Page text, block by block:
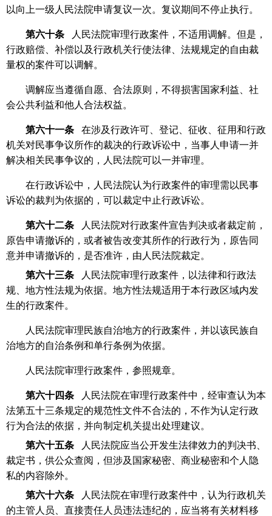
以向上一级人民法院申请复议一次。复议期间不停止执行。
第六十条
人民法院审理行政案件，不适用调解。但是，
行政赔偿、补偿以及行政机关行使法律、法规规定的自由裁
量权的案件可以调解。
调解应当遵循自愿、合法原则，不得损害国家利益、社
会公共利益和他人合法权益。
第六十一条
在涉及行政许可、登记、征收、征用和行政
机关对民事争议所作的裁决的行政诉讼中，当事人申请一并
解决相关民事争议的，人民法院可以一并审理。
在行政诉讼中，人民法院认为行政案件的审理需以民事
诉讼的裁判为依据的，可以裁定中止行政诉讼。
第六十二条
人民法院对行政案件宣告判决或者裁定前，
原告申请撤诉的，或者被告改变其所作的行政行为，原告同
意并申请撤诉的，是否准许，由人民法院裁定。
第六十三条
人民法院审理行政案件，以法律和行政法
规、地方性法规为依据。地方性法规适用于本行政区域内发
生的行政案件。
人民法院审理民族自治地方的行政案件，并以该民族自
治地方的自治条例和单行条例为依据。
人民法院审理行政案件，参照规章。
第六十四条
人民法院在审理行政案件中，经审查认为本
法第五十三条规定的规范性文件不合法的，不作为认定行政
行为合法的依据，并向制定机关提出处理建议。
第六十五条
人民法院应当公开发生法律效力的判决书、
裁定书，供公众查阅，但涉及国家秘密、商业秘密和个人隐
私的内容除外。
第六十六条
人民法院在审理行政案件中，认为行政机关
的主管人员、直接责任人员违法违纪的，应当将有关材料移